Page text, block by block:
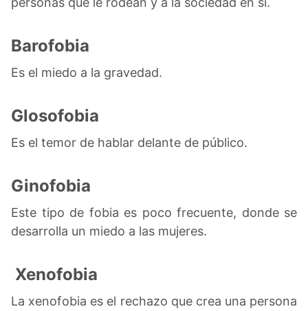
Barofobia
Es el miedo a la gravedad.
Glosofobia
Es el temor de hablar delante de público.
Ginofobia
Este tipo de fobia es poco frecuente, donde se
desarrolla un miedo a las mujeres.
Xenofobia
La xenofobia es el rechazo que crea una persona